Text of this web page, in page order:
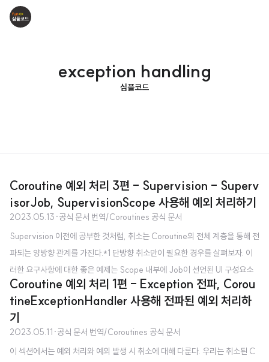
exception handling
심플코드
Coroutine 예외 처리 3편 - Supervision - Superv
isorJob, SupervisionScope 사용해 예외 처리하기
2023.05.13 ·공식 문서 번역/Coroutines 공식 문서
Supervision 이전에 공부한 것처럼, 취소는 Coroutine의 전체 계층을 통해 전
파되는 양방향 관계를 가진다.*1 단방향 취소만이 필요한 경우를 살펴보자. 이
러한 요구사항에 대한 좋은 예제는 Scope 내부에 Job이 선언된 UI 구성요소
이다. 만약 UI의 자식의 작업이 실패되더라도, 언제나 모든 UI 구성요소를 취소
(효과적으로 종료)하는 것은 필수적이지 않다. 하지만, UI 구성요소가 파괴되면
(그리고 그 Job이 취소되면), 더이상 결과값이 필요 없기 때문에 모든 자식 Jo
b을 취소하는 것은 필수적이다. 다른 예시는 여러 자식 Job을 생성하고 이들의
실행이 감독*2되고 그들의 실패가 추적되어서 실패된 것들만 재시작 해야하는
Coroutine 예외 처리 1편 - Exception 전파, Corou
tineExceptionHandler 사용해 전파된 예외 처리하
기
2023.05.11 ·공식 문서 번역/Coroutines 공식 문서
이 섹션에서는 예외 처리와 예외 발생 시 취소에 대해 다룬다. 우리는 취소된 C